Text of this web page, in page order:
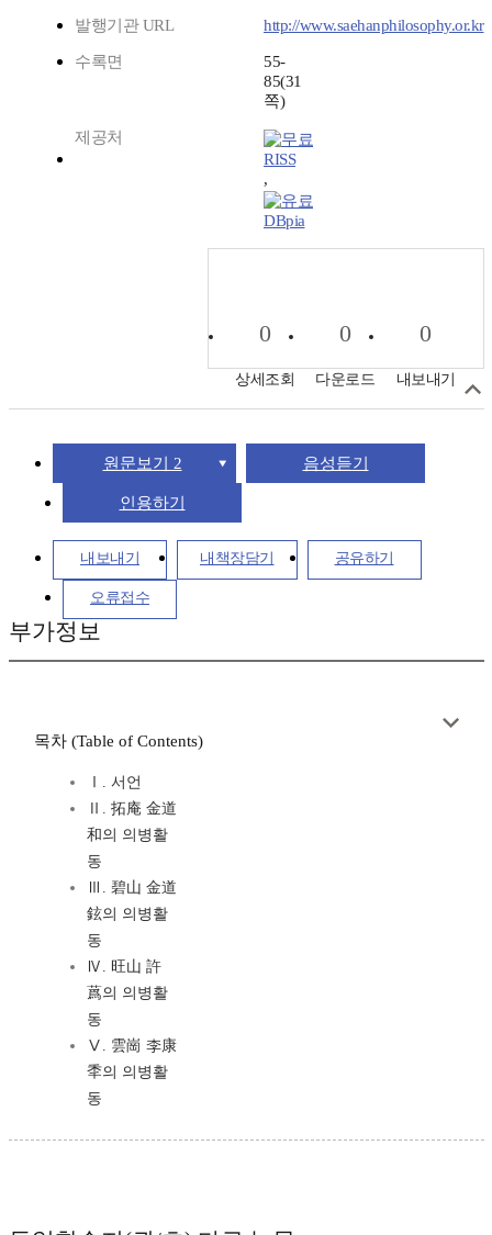
발행기관 URL http://www.saehanphilosophy.or.kr
수록면
55-
85(31
쪽)
제공처
RISS
,
DBpia
0
상세조회
0
다운로드
0
내보내기
원문보기 2 음성듣기
인용하기
내보내기 내책장담기 공유하기
오류접수
부가정보
목차 (Table of Contents)
Ⅰ. 서언
Ⅱ. 拓庵 金道
和의 의병활
동
Ⅲ. 碧山 金道
鉉의 의병활
동
Ⅳ. 旺山 許
蔿의 의병활
동
Ⅴ. 雲崗 李康
秊의 의병활
동